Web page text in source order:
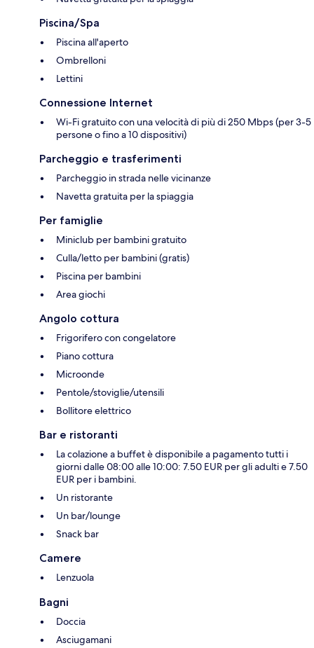
Piscina/Spa
Piscina all'aperto
Ombrelloni
Lettini
Connessione Internet
Wi-Fi gratuito con una velocità di più di 250 Mbps (per 3-5
persone o fino a 10 dispositivi)
Parcheggio e trasferimenti
Parcheggio in strada nelle vicinanze
Navetta gratuita per la spiaggia
Per famiglie
Miniclub per bambini gratuito
Culla/letto per bambini (gratis)
Piscina per bambini
Area giochi
Angolo cottura
Frigorifero con congelatore
Piano cottura
Microonde
Pentole/stoviglie/utensili
Bollitore elettrico
Bar e ristoranti
La colazione a buffet è disponibile a pagamento tutti i
giorni dalle 08:00 alle 10:00: 7.50 EUR per gli adulti e 7.50
EUR per i bambini.
Un ristorante
Un bar/lounge
Snack bar
Camere
Lenzuola
Bagni
Doccia
Asciugamani